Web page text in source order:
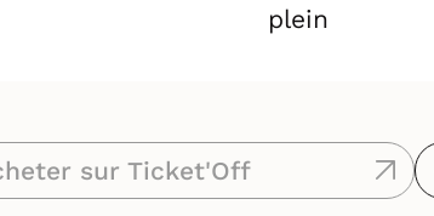
plein
sur Ticket'Off